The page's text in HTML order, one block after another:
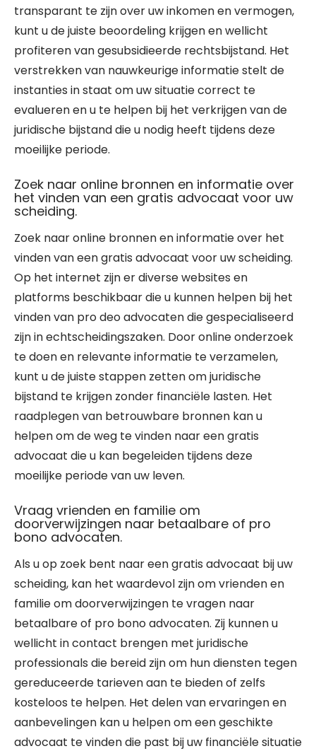
transparant te zijn over uw inkomen en vermogen,
kunt u de juiste beoordeling krijgen en wellicht
profiteren van gesubsidieerde rechtsbijstand. Het
verstrekken van nauwkeurige informatie stelt de
instanties in staat om uw situatie correct te
evalueren en u te helpen bij het verkrijgen van de
juridische bijstand die u nodig heeft tijdens deze
moeilijke periode.
Zoek naar online bronnen en informatie over
het vinden van een gratis advocaat voor uw
scheiding.
Zoek naar online bronnen en informatie over het
vinden van een gratis advocaat voor uw scheiding.
Op het internet zijn er diverse websites en
platforms beschikbaar die u kunnen helpen bij het
vinden van pro deo advocaten die gespecialiseerd
zijn in echtscheidingszaken. Door online onderzoek
te doen en relevante informatie te verzamelen,
kunt u de juiste stappen zetten om juridische
bijstand te krijgen zonder financiële lasten. Het
raadplegen van betrouwbare bronnen kan u
helpen om de weg te vinden naar een gratis
advocaat die u kan begeleiden tijdens deze
moeilijke periode van uw leven.
Vraag vrienden en familie om
doorverwijzingen naar betaalbare of pro
bono advocaten.
Als u op zoek bent naar een gratis advocaat bij uw
scheiding, kan het waardevol zijn om vrienden en
familie om doorverwijzingen te vragen naar
betaalbare of pro bono advocaten. Zij kunnen u
wellicht in contact brengen met juridische
professionals die bereid zijn om hun diensten tegen
gereduceerde tarieven aan te bieden of zelfs
kosteloos te helpen. Het delen van ervaringen en
aanbevelingen kan u helpen om een geschikte
advocaat te vinden die past bij uw financiële situatie